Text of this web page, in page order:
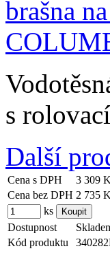
s
Další
Cena s DPH
3 309
Cena bez DPH 2 735
ks
Dostupnost
Kód produktu